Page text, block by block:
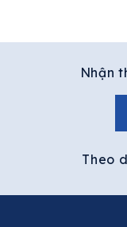
Nhận
Theo